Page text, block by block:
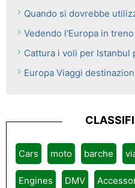
Quando si dovrebbe
Vedendo l'Europa in treno
Cattura i voli per Istanbul
Europa Viaggi
Cars moto barche
Engines DMV